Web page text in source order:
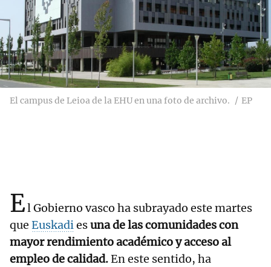
El campus de Leioa de la EHU en una foto de archivo. EP
El Gobierno vasco ha subrayado este martes
que Euskadiesuna de las comunidades con
mayor rendimiento académico y acceso al
empleo de calidad.En este sentido, ha